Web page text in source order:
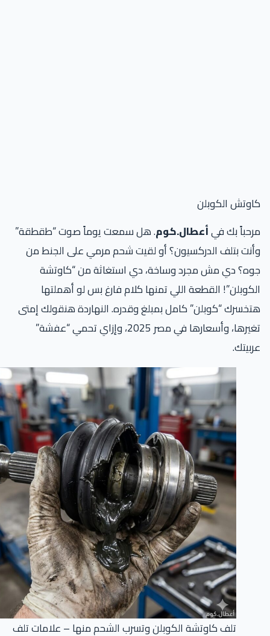
الكوبلن
بك فيأعطال.كوم. هل سمعت يوماً صوت “طقطقة”
بتلف الدركسيون؟ أو لقيت شحم مرمي على الجنط من
دي مش مجرد وساخة، دي استغاثة من “كاوتشة
القطعة اللي تمنها كلام فارغ بس لو أهملتها
“كوبلن” كامل بمبلغ وقدره. النهاردة هنقولك إمتى
تغيرها، وأسعارها في مصر 2025، وإزاي تحمي “عفشة”
تلف كاوتشة الكوبلن وتسرب الشحم منها – علامات تلف